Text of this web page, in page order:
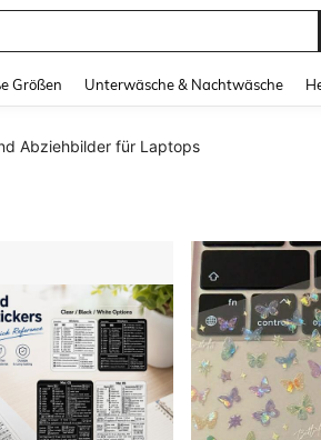
Größen Unterwäsche & Nachtwäsche
Abziehbilder für Laptops